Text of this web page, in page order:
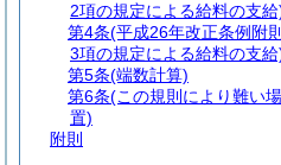
2項の規定による給料の支給
第4条(平成26年改正条例附
3項の規定による給料の支給
第5条(端数計算)
第6条(この規則により難い
置)
附則